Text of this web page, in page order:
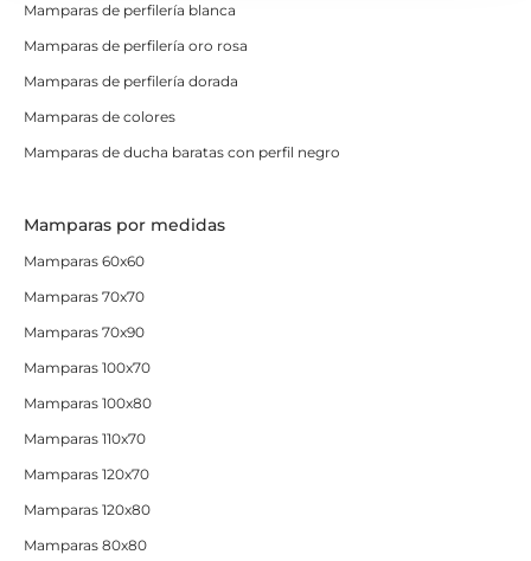
Mamparas de perfilería blanca
Mamparas de perfilería oro rosa
Mamparas de perfilería dorada
Mamparas de colores
Mamparas de ducha baratas con perfil negro
Mamparas por medidas
Mamparas 60x60
Mamparas 70x70
Mamparas 70x90
Mamparas 100x70
Mamparas 100x80
Mamparas 110x70
Mamparas 120x70
Mamparas 120x80
Mamparas 80x80